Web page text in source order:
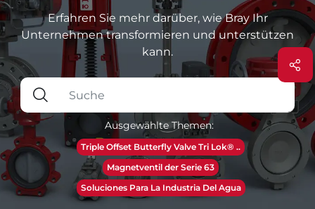
Erfahren Sie mehr darüber, wie Bray Ihr
Unternehmen transformieren und unterstützen
kann.
Ausgewählte Themen:
Triple Offset Butterfly Valve Tri Lok® ..
Magnetventil der Serie 63
Soluciones Para La Industria Del Agua